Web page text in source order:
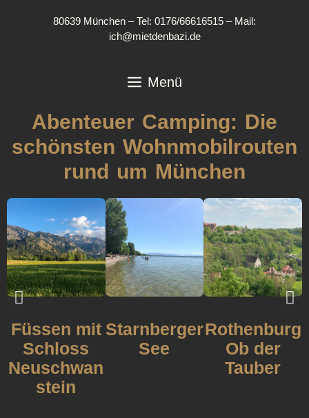
80639 München – Tel: 0176/66616515 – Mail:
ich@mietdenbazi.de
Menü
Abenteuer Camping: Die
schönsten Wohnmobilrouten
rund um München
Füssen mit
Schloss
Neuschwan
stein
Starnberger
See
Rothenburg
Ob der
Tauber